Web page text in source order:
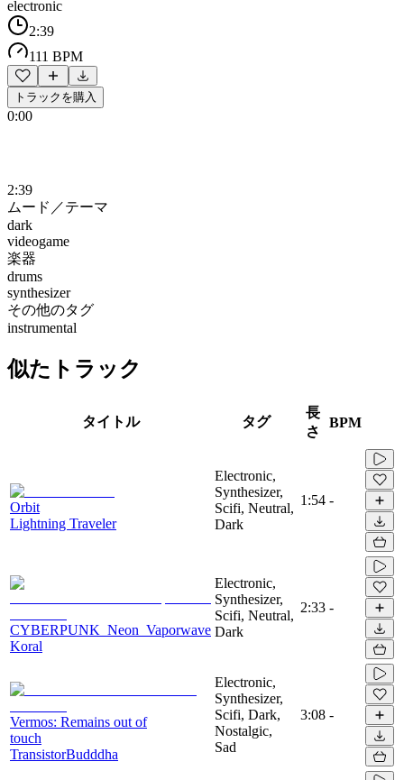
electronic
2:39
111 BPM
トラックを購入
0:00
2:39
ムード／テーマ
dark
videogame
楽器
drums
synthesizer
その他のタグ
instrumental
似たトラック
タイトル タグ
長
さ
BPM
Orbit
Lightning Traveler
Electronic,
Synthesizer,
Scifi, Neutral,
Dark
1:54 -
CYBERPUNK_Neon_Vaporwave
Koral
Electronic,
Synthesizer,
Scifi, Neutral,
Dark
2:33 -
Vermos: Remains out of
touch
TransistorBudddha
Electronic,
Synthesizer,
Scifi, Dark,
Nostalgic,
Sad
3:08 -